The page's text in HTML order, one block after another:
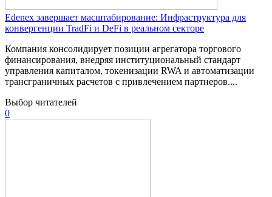
Edenex завершает масштабирование: Инфраструктура для
конвергенции TradFi и DeFi в реальном секторе
Компания консолидирует позиции агрегатора торгового
финансирования, внедряя институциональный стандарт
управления капиталом, токенизации RWA и автоматизации
трансграничных расчетов с привлечением партнеров....
Выбор читателей
0